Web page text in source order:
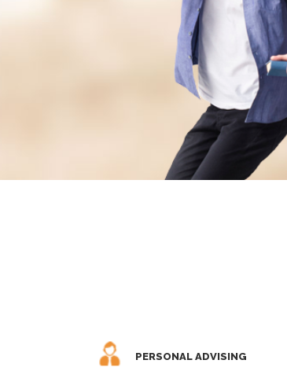
PERSONAL ADVISING